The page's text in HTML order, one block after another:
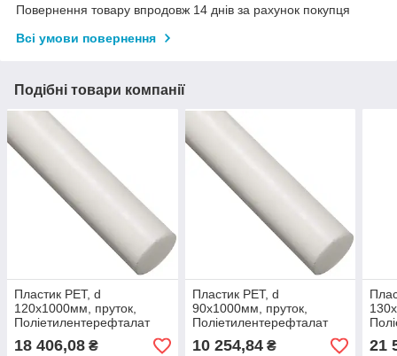
Повернення товару впродовж 14 днів за рахунок покупця
Всі умови повернення
Подібні товари компанії
Пластик PET, d
120х1000мм, пруток,
Поліетилентерефталат
(Лавсан)
18 406,08 ₴
Пластик PET, d
90х1000мм, пруток,
Поліетилентерефталат
(Лавсан)
10 254,84₴ 21